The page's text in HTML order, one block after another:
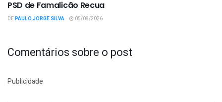
PSD de Famalicão Recua
DEPAULO JORGE SILVA 05/08/2026
Comentários sobre o post
Publicidade